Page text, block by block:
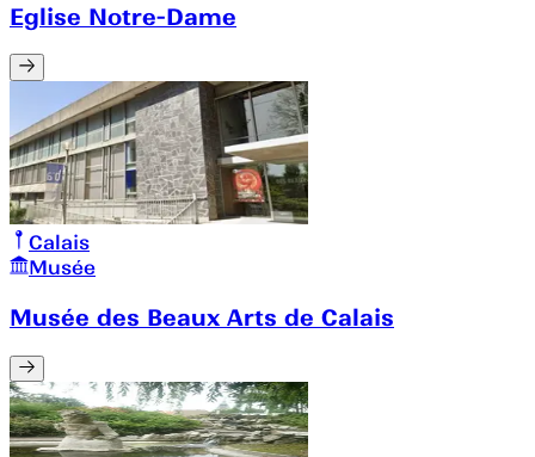
Eglise Notre-Dame
Calais
Musée
Musée des Beaux Arts de Calais